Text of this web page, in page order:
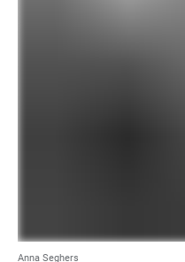
Anna Seghers